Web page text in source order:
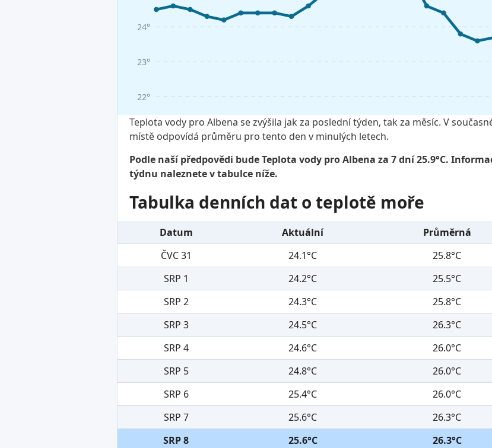
22°
23°
24°
Teplota vody pro Albena se zvýšila jak za poslední týden, tak za měsíc. V
místě odpovídá průměru pro tento den v minulých letech.
Podle naší předpovědi bude Teplota vody pro Albena za 7 dní 25.9°C.
týdnu naleznete v tabulce níže.
Tabulka denních dat o teplotě moře
Datum Aktuální Průměrná
ČVC 31
24.1°C
25.8°C
SRP 1
24.2°C
25.5°C
SRP 2
24.3°C
25.8°C
SRP 3
24.5°C
26.3°C
SRP 4
24.6°C
26.0°C
SRP 5
24.8°C
26.0°C
SRP 6
25.4°C
26.0°C
SRP 7
25.6°C
26.3°C
SRP 8
25.6°C 26.3°C